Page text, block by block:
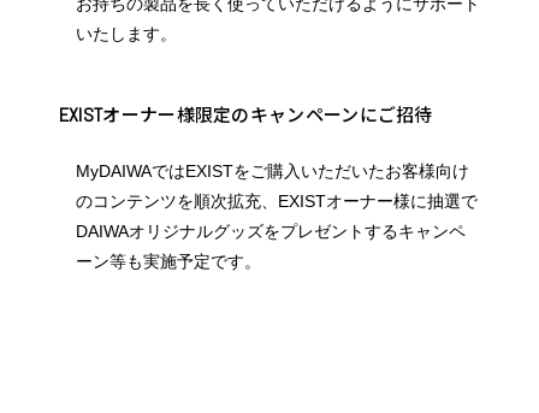
いたします。
EXISTオーナー様限定のキャンペーンにご招待
MyDAIWAではEXISTをご購入いただいたお客様向け
のコンテンツを順次拡充、 EXISTオーナー様に抽選で
DAIWAオリジナルグッズをプレゼントするキャンペ
ーン等も実施予定です。